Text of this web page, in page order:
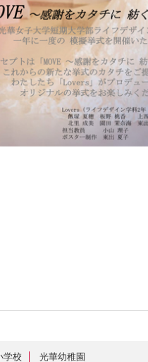
学校 光華幼稚園